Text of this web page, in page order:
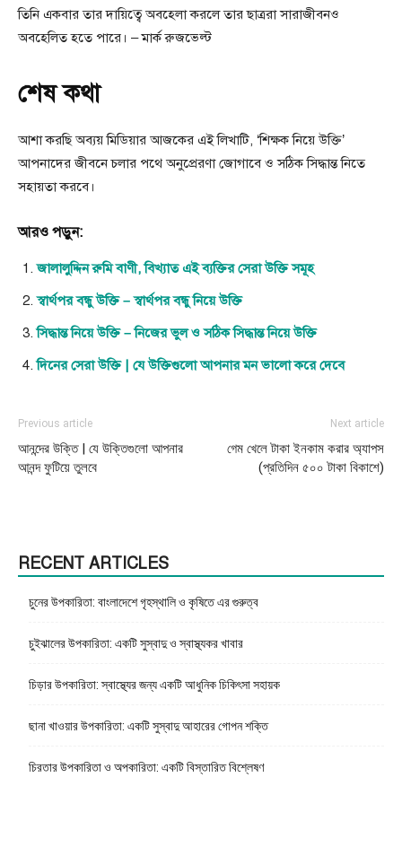
তিনি একবার তার দায়িত্বে অবহেলা করলে তার ছাত্ররা সারাজীবনও
অবহেলিত হতে পারে। – মার্ক রুজভেল্ট
শেষ কথা
আশা করছি অব্যয় মিডিয়ার আজকের এই লিখাটি, ‘শিক্ষক নিয়ে উক্তি’
আপনাদের জীবনে চলার পথে অনুপ্রেরণা জোগাবে ও সঠিক সিদ্ধান্ত নিতে
সহায়তা করবে।
আরও পড়ুন:
জালালুদ্দিন রুমি বাণী, বিখ্যাত এই ব্যক্তির সেরা উক্তি সমূহ
স্বার্থপর বন্ধু উক্তি – স্বার্থপর বন্ধু নিয়ে উক্তি
সিদ্ধান্ত নিয়ে উক্তি – নিজের ভুল ও সঠিক সিদ্ধান্ত নিয়ে উক্তি
দিনের সেরা উক্তি | যে উক্তিগুলো আপনার মন ভালো করে দেবে
Previous article
আনন্দের উক্তি | যে উক্তিগুলো আপনার
আনন্দ ফুটিয়ে তুলবে
Next article
গেম খেলে টাকা ইনকাম করার অ্যাপস
(প্রতিদিন ৫০০ টাকা বিকাশে)
RECENT ARTICLES
চুনের উপকারিতা: বাংলাদেশে গৃহস্থালি ও কৃষিতে এর গুরুত্ব
চুইঝালের উপকারিতা: একটি সুস্বাদু ও স্বাস্থ্যকর খাবার
চিড়ার উপকারিতা: স্বাস্থ্যের জন্য একটি আধুনিক চিকিৎসা সহায়ক
ছানা খাওয়ার উপকারিতা: একটি সুস্বাদু আহারের গোপন শক্তি
চিরতার উপকারিতা ও অপকারিতা: একটি বিস্তারিত বিশ্লেষণ